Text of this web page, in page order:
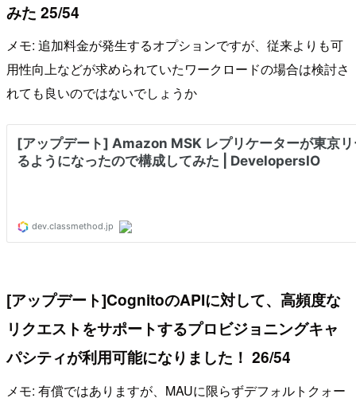
みた 25/54
メモ: 追加料金が発生するオプションですが、従来よりも可
用性向上などが求められていたワークロードの場合は検討さ
れても良いのではないでしょうか
[アップデート]CognitoのAPIに対して、高頻度な
リクエストをサポートするプロビジョニングキャ
パシティが利用可能になりました！ 26/54
メモ: 有償ではありますが、MAUに限らずデフォルトクォー